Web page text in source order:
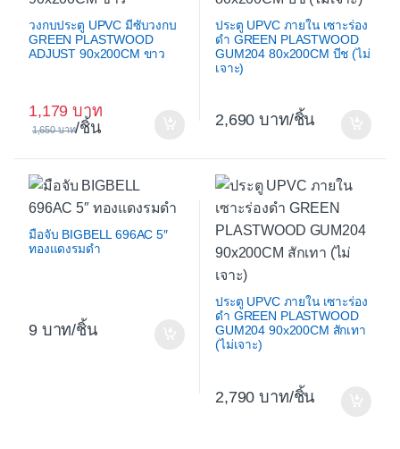
วงกบประตู UPVC มีซับวงกบ
GREEN PLASTWOOD
ADJUST 90x200CM ขาว
1,179
1,650 /ชิ้น
ประตู UPVC ภายใน เซาะร่อง
ดำ GREEN PLASTWOOD
GUM204 80x200CM บีช (ไม่
เจาะ)
2,690 /ชิ้น
มือจับ BIGBELL 696AC 5″
ทองแดงรมดำ
9 /ชิ้น
ประตู UPVC ภายใน เซาะร่อง
ดำ GREEN PLASTWOOD
GUM204 90x200CM สักเทา
(ไม่เจาะ)
2,790 /ชิ้น